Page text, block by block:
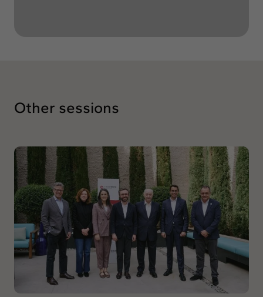
Other sessions